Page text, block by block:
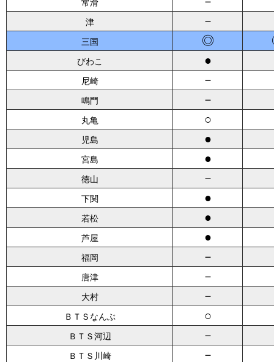
常滑
津 －
三国 ◎
びわこ ●
尼崎 －
鳴門 －
丸亀 ○
児島 ●
宮島 ●
徳山 －
下関 ●
若松 ●
芦屋 ●
福岡 －
唐津 －
大村 －
ＢＴＳなんぶ ○
ＢＴＳ河辺 －
ＢＴＳ川崎 －